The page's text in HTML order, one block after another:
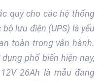
quy cho các hệ thống
lưu điện (UPS) là yếu
toàn trong vận hành.
phổ biến hiện nay,
26Ah là mẫu đang